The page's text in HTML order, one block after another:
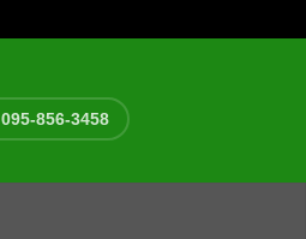
095-856-3458